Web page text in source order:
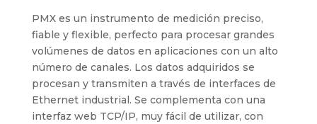
PMX es un instrumento de medición preciso,
fiable y flexible, perfecto para procesar grandes
volúmenes de datos en aplicaciones con un alto
número de canales. Los datos adquiridos se
procesan y transmiten a través de interfaces de
Ethernet industrial. Se complementa con una
interfaz web TCP/IP, muy fácil de utilizar, con